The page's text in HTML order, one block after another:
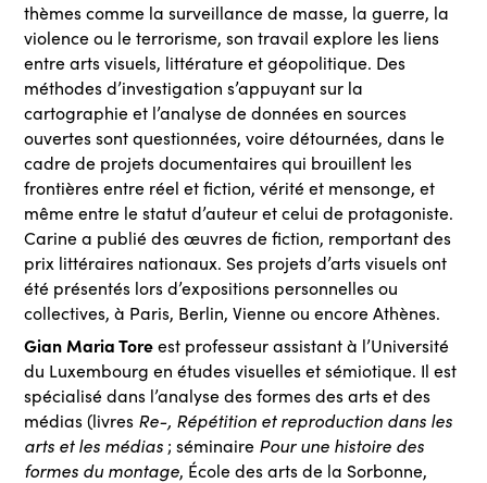
thèmes comme la surveillance de masse, la guerre, la
violence ou le terrorisme, son travail explore les liens
entre arts visuels, littérature et géopolitique. Des
méthodes d’investigation s’appuyant sur la
cartographie et l’analyse de données en sources
ouvertes sont questionnées, voire détournées, dans le
cadre de projets documentaires qui brouillent les
frontières entre réel et fiction, vérité et mensonge, et
même entre le statut d’auteur et celui de protagoniste.
Carine a publié des œuvres de fiction, remportant des
prix littéraires nationaux. Ses projets d’arts visuels ont
été présentés lors d’expositions personnelles ou
collectives, à Paris, Berlin, Vienne ou encore Athènes.
Gian Maria Toreest professeur assistant à l’Université
du Luxembourg en études visuelles et sémiotique. Il est
spécialisé dans l’analyse des formes des arts et des
médias (livres Re-, Répétition et reproduction dans les
arts et les médias ; séminaire Pour une histoire des
formes du montage, École des arts de la Sorbonne,